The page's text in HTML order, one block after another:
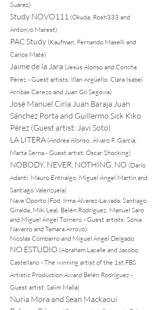
Suárez)
Study NOVO111 (Okuda, Rosh333 and
Antonyo Marest)
PAC Study (Kaufman, Fernando Maselli and
Carlos Maté)
Jaime de la Jara (Jesús Alonso and Concha
Pérez - Guest artists: Illán Argüello, Clara Isabel
Arribas Cerezo and Juan Gil Segovia)
José Manuel Ciria Juan Baraja Juan
Sánchez Porta and Guillermo Sick Kiko
Pérez (Guest artist: Javi Soto)
LA LITERA (Andrea Alonso, Álvaro F. García,
Marta Serna - Guest artist: Óscar Shocking)
NOBODY, NEVER, NOTHING, NO (Darío
Adanti, Mauro Entrialgo, Miguel Ángel Martín and
Santiago Valenzuela)
Nave Oporto (Fod, Irma Álvarez-Laviada, Santiago
Giralda, Miki Leal, Belén Rodríguez, Manuel Saro
and Miguel Ángel Tornero - Guest artists: Sonia
Navarro and Tamara Arroyo)
Nicolás Combarro and Miguel Ángel Delgado
NO ESTUDIO (Abraham Lacalle and Jacobo
Castellano - The winning artist of the 1st FBS
Artistic Production Award Belén Rodríguez -
Guest artist: Salim Malla)
Nuria Mora and Sean Mackaoui